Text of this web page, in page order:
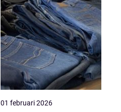
01 februari 2026